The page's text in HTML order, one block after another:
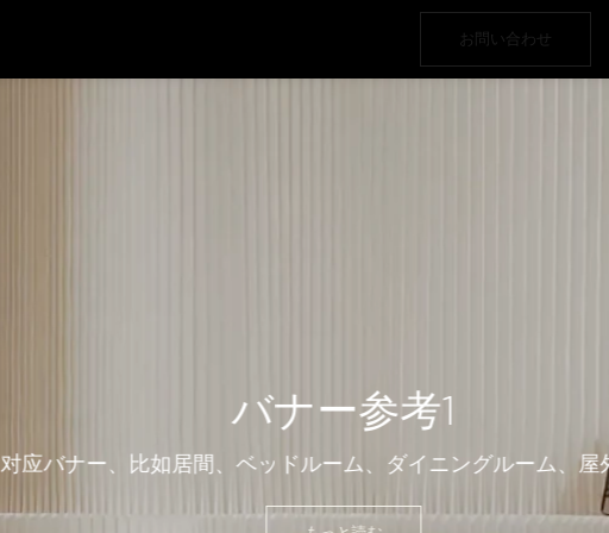
お問い合わせ
、屋外の家具、ホテル家具